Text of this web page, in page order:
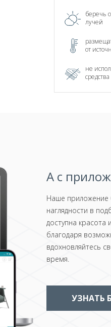
беречь
лучей
от
не
средства
А с
Наше приложение
наглядности в
доступна красота
благодаря
вдохновляйтесь
время.
УЗНАТЬ